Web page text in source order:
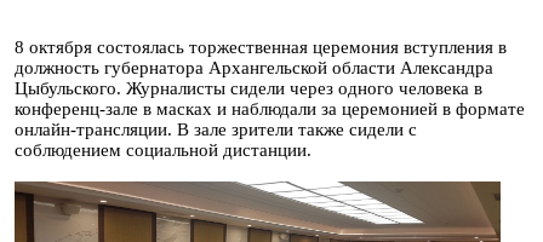
8 октября состоялась торжественная церемония вступления в
должность губернатора Архангельской области Александра
Цыбульского. Журналисты сидели через одного человека в
конференц-зале в масках и наблюдали за церемонией в формате
онлайн-трансляции. В зале зрители также сидели с
соблюдением социальной дистанции.